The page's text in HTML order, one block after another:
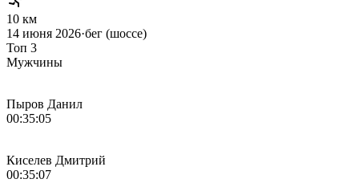
10 км
14 июня 2026·бег (шоссе)
Топ 3
Мужчины
Пыров Данил
00:35:05
Киселев Дмитрий
00:35:07